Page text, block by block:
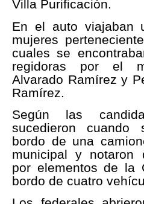
Villa Purificación.
En el auto viajaban
mujeres
cuales se
regidoras por el
Alvarado Ramírez y
Ramírez.
Según las
sucedieron cuando
bordo de una
municipal y notaron
por elementos de la
bordo de cuatro